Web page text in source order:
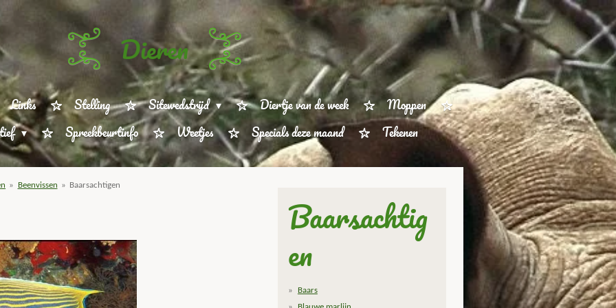
Dieren
Links Stelling Sitewedstrijd Diertje van de week
Moppen
Spreekbeurtinfo Weetjes Specials deze maand Tekenen
» Beenvissen » Baarsachtigen
Baarsachtig
en
Baars